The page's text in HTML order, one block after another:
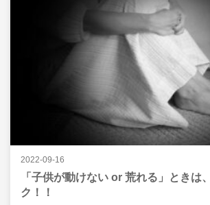
2022-09-16
「子供が動けない or 荒れる」ときは
ク！！